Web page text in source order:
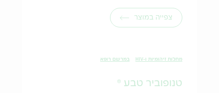
צפייה במוצר
מחלות זיהומיות ו-HIV במרשם רופא
טנופוביר טבע ®